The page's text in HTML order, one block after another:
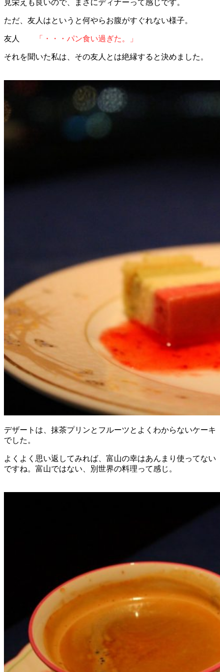
見栄えも良いので、まさにディナーって感じです。
ただ、友人はというと何やらお腹がすぐれない様子。
友人 「・・・パン食い過ぎた。」
それを聞いた私は、その友人とは絶縁すると決めました。
デザートは、抹茶プリンとフルーツとよくわからないケーキ
でした。
よくよく思い返してみれば、富山の幸はあんまり使ってない
ですね。富山ではない、別世界の料理って感じ。